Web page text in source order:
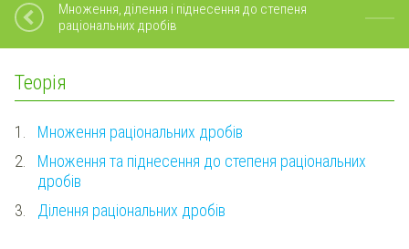
Множення, ділення і піднесення до степеня
раціональних дробів
Теорія
1.
Множення раціональних дробів
2.
Множення та піднесення до степеня раціональних
дробів
3.
Ділення раціональних дробів